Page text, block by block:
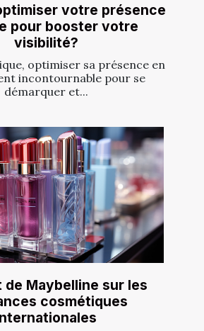
votre présence
pour booster votre
visibilité?
optimiser sa présence en
incontournable pour se
démarquer et...
de Maybelline sur les
cosmétiques